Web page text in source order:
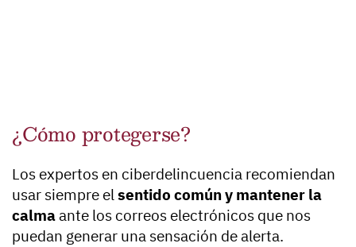
¿Cómo protegerse?
Los expertos en ciberdelincuencia recomiendan
usar siempre elsentido comúny mantener la
calmaante los correos electrónicos que nos
puedan generar una sensación de alerta.